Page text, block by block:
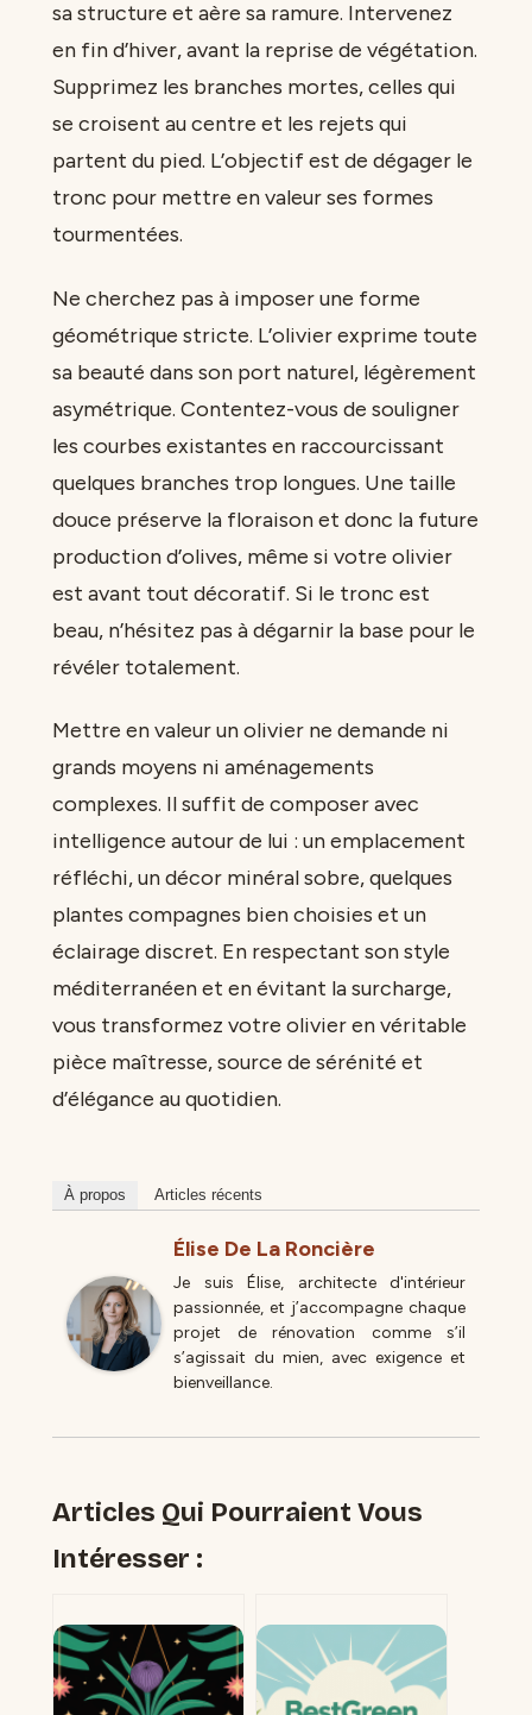
sa structure et aère sa ramure. Intervenez
en fin d’hiver, avant la reprise de végétation.
Supprimez les branches mortes, celles qui
se croisent au centre et les rejets qui
partent du pied. L’objectif est de dégager le
tronc pour mettre en valeur ses formes
tourmentées.
Ne cherchez pas à imposer une forme
géométrique stricte. L’olivier exprime toute
sa beauté dans son port naturel, légèrement
asymétrique. Contentez-vous de souligner
les courbes existantes en raccourcissant
quelques branches trop longues. Une taille
douce préserve la floraison et donc la future
production d’olives, même si votre olivier
est avant tout décoratif. Si le tronc est
beau, n’hésitez pas à dégarnir la base pour le
révéler totalement.
Mettre en valeur un olivier ne demande ni
grands moyens ni aménagements
complexes. Il suffit de composer avec
intelligence autour de lui : un emplacement
réfléchi, un décor minéral sobre, quelques
plantes compagnes bien choisies et un
éclairage discret. En respectant son style
méditerranéen et en évitant la surcharge,
vous transformez votre olivier en véritable
pièce maîtresse, source de sérénité et
d’élégance au quotidien.
À propos Articles récents
Élise De La Roncière
Je suis Élise, architecte d'intérieur
passionnée, et j’accompagne chaque
projet de rénovation comme s’il
s’agissait du mien, avec exigence et
bienveillance.
Articles Qui Pourraient Vous
Intéresser :